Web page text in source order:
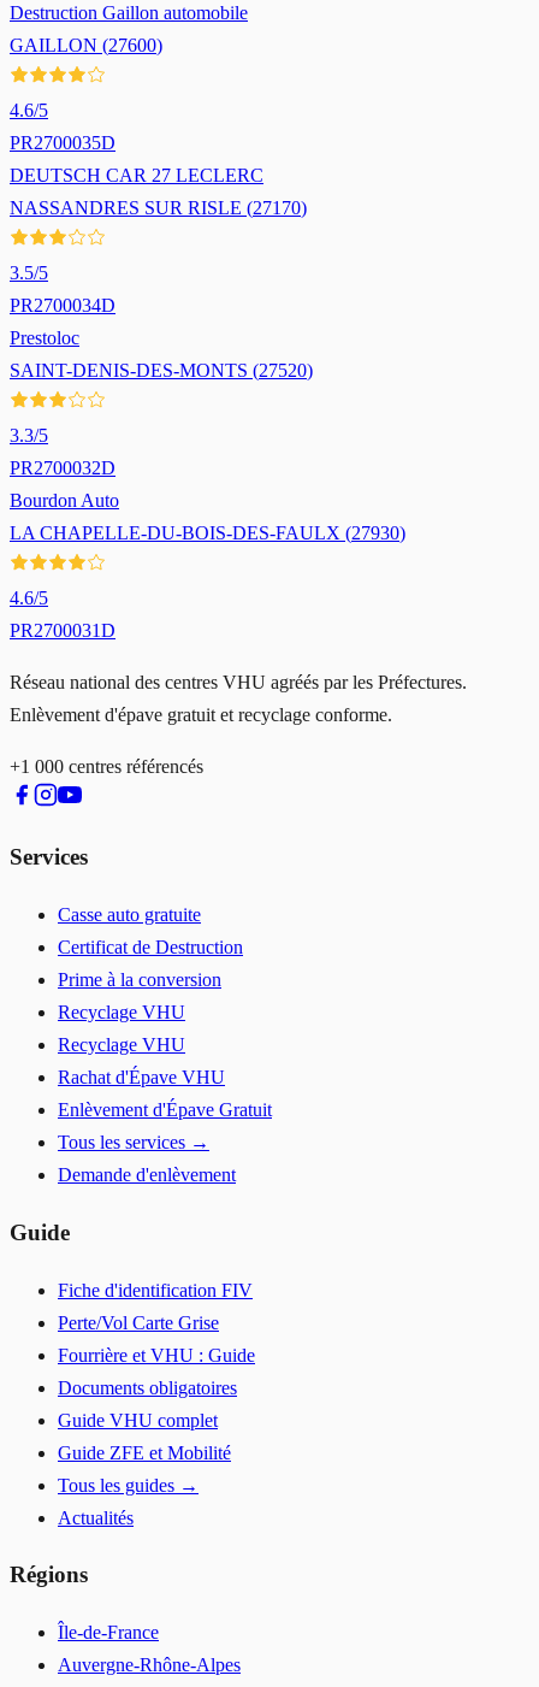
Destruction Gaillon automobile
GAILLON (27600)
4.6/5
PR2700035D
DEUTSCH CAR 27 LECLERC
NASSANDRES SUR RISLE (27170)
3.5/5
PR2700034D
Prestoloc
SAINT-DENIS-DES-MONTS (27520)
3.3/5
PR2700032D
Bourdon Auto
LA CHAPELLE-DU-BOIS-DES-FAULX (27930)
4.6/5
PR2700031D
Réseau national des centres VHU agréés par les Préfectures.
Enlèvement d'épave gratuit et recyclage conforme.
+1 000 centres référencés
Services
Casse auto gratuite
Certificat de Destruction
Prime à la conversion
Recyclage VHU
Recyclage VHU
Rachat d'Épave VHU
Enlèvement d'Épave Gratuit
Tous les services →
Demande d'enlèvement
Guide
Fiche d'identification FIV
Perte/Vol Carte Grise
Fourrière et VHU : Guide
Documents obligatoires
Guide VHU complet
Guide ZFE et Mobilité
Tous les guides →
Actualités
Régions
Île-de-France
Auvergne-Rhône-Alpes